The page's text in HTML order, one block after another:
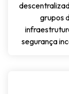
grupos
segurança